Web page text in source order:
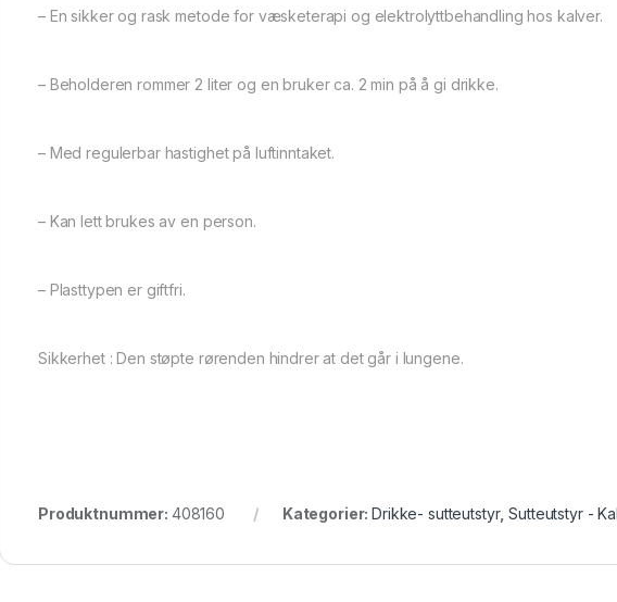
– En sikker og rask metode for væsketerapi og elektrolyttbehandling hos kalver.
– Beholderen rommer 2 liter og en bruker ca. 2 min på å gi drikke.
– Med regulerbar hastighet på luftinntaket.
– Kan lett brukes av en person.
– Plasttypen er giftfri.
Sikkerhet : Den støpte rørenden hindrer at det går i lungene.
Produktnummer: 408160 Kategorier:Drikke- sutteutstyr,Sutteutstyr -